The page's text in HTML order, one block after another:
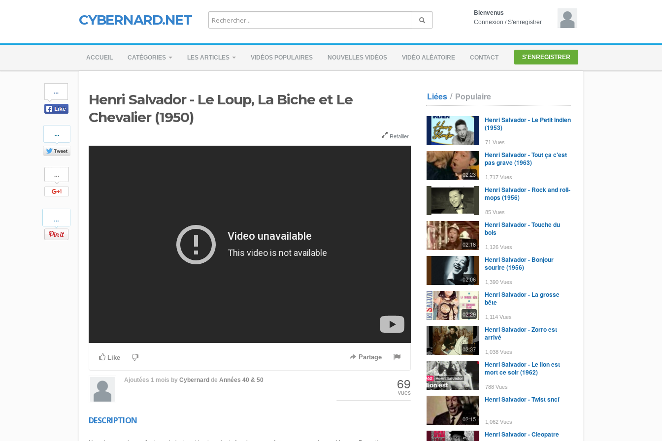
CYBERNARD.NET
Bienvenus
Connexion /S'enregistrer
ACCUEIL CATÉGORIES LES ARTICLES VIDÉOS POPULAIRES NOUVELLES VIDÉOS VIDÉO ALÉATOIRE CONTACT S'ENREGISTRER
on
Facebook
Share
on
Twitter
Share
on
Google+
Pinterest
Henri Salvador - Le Loup, La Biche et Le
Chevalier (1950)
Retailler
Like Partage
Ajoutées 1 mois by Cybernard de Années 40 & 50 69
vues
DESCRIPTION
Liées / Populaire
Henri Salvador - Le Petit Indien
(1953)
71 Vues
02:23
Henri Salvador - Tout ça c'est
pas grave (1963)
1,717 Vues
Henri Salvador - Rock and roll-
mops (1956)
85 Vues
02:18
Henri Salvador - Touche du
bois
1,126 Vues
02:06
Henri Salvador - Bonjour
sourire (1956)
1,390 Vues
02:29
Henri Salvador - La grosse
bête
1,114 Vues
02:37
Henri Salvador - Zorro est
arrivé
1,038 Vues
Henri Salvador - Le lion est
mort ce soir (1962)
788 Vues
02:15
Henri Salvador - Twist sncf
1,062 Vues
Henri Salvador - Cleopatre